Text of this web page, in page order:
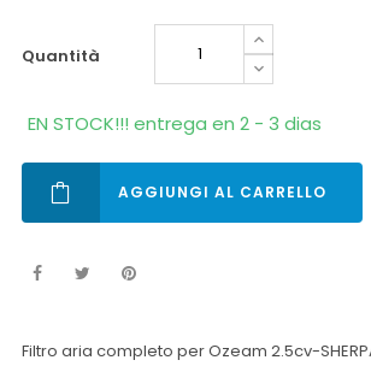
quantità
EN STOCK!!! entrega en 2 - 3 dias
AGGIUNGI AL CARRELLO
Filtro aria completo per Ozeam 2.5cv-